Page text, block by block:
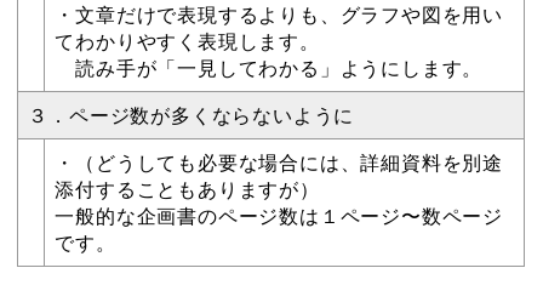
・文章だけで表現するよりも、グラフや図を用い
てわかりやすく表現します。
読み手が「一見してわかる」ようにします。
３．ページ数が多くならないように
・（どうしても必要な場合には、詳細資料を別途
添付することもありますが）
一般的な企画書のページ数は１ページ〜数ページ
です。